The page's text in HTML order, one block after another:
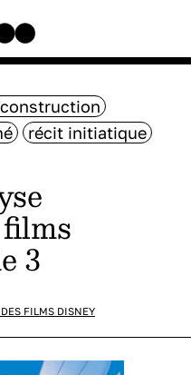
récit initiatique
3
FILMS DISNEY